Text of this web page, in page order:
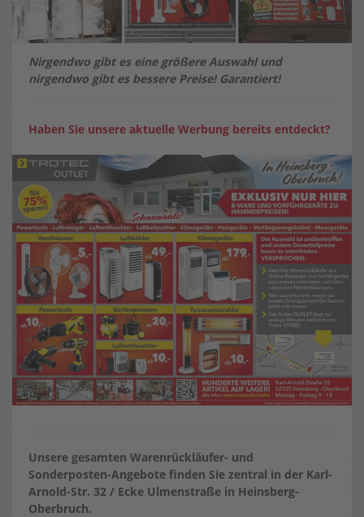
Nirgendwo gibt es eine größere Auswahl und
nirgendwo gibt es bessere Preise! Garantiert!
Haben Sie unsere aktuelle Werbung bereits entdeckt?
Unsere gesamten Warenrückläufer- und
Sonderposten-Angebote finden Sie zentral in der Karl-
Arnold-Str. 32 / Ecke Ulmenstraße in Heinsberg-
Oberbruch.